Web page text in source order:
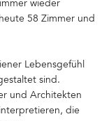
wieder
58 Zimmer und
Lebensgefühl
sind.
und Architekten
die